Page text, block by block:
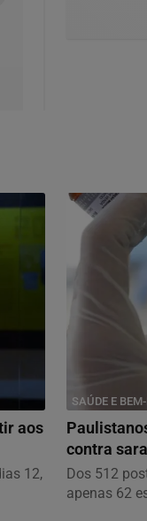
aos
12,
SAÚDE E
contra
Dos 512
apenas 62